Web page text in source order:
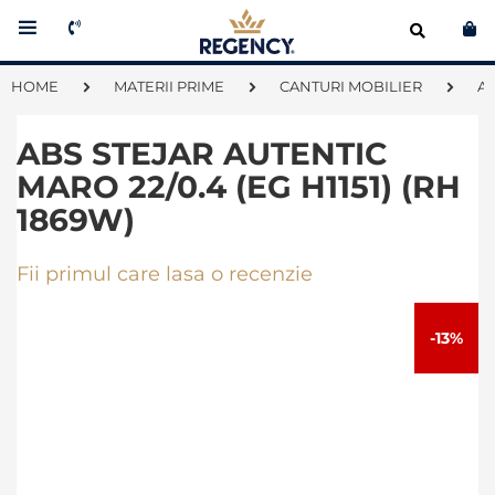
HOME MATERII PRIME CANTURI MOBILIER
-13%
ABS STEJAR AUTENTIC
MARO 22/0.4 (EG H1151) (RH
1869W)
Fii primul care lasa o recenzie